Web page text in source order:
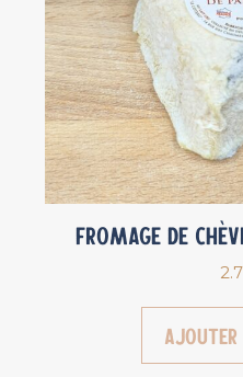
Fromage de
Ajouter